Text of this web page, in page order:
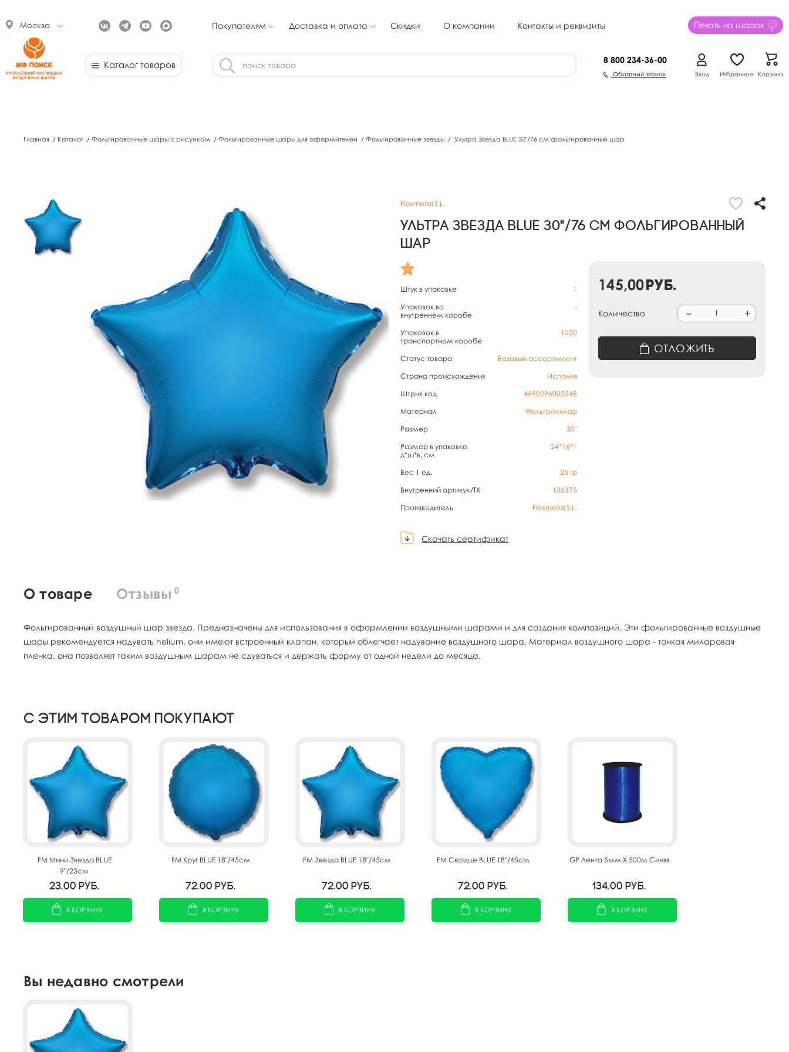
Москва Покупателям Доставка и оплата Скидки О компании Контакты и реквизиты Печать на шарах
Каталог товаров 8 800 234-36-00
Обратный звонок Вход Избранное Корзина
Главная / Каталог / Фольгированные шары с рисунком / Фольгированные шары для оформителей / Фольгированные звезды / Ультра Звезда BLUE 30"/76 см фольгированный шар
Flexmetal S.L.
Ультра Звезда BLUE 30"/76 см фольгированный
шар
Штук в упаковке
1
Упаковок во
внутреннем коробе
-
Упаковок в
транспортном коробе
1200
Статус товара
Базовый ассортимент
Страна происхождения
Испания
Штрих код
4690296003548
Материал
Фольга/милар
Размер
30"
Размер в упаковке
д*ш*в, см
24*16*1
Вес 1 ед. 25 гр
Внутренний артикул/TX
106375
Производитель
Flexmetal S.L.
Скачать сертификат
145,00руб.
Количество
ОТЛОЖИТЬ
О товаре Отзывы 0
Фольгированный воздушный шар звезда. Предназначены для использования в оформлении воздушными шарами и для создания композиций. Эти фольгированные воздушные
шары рекомендуется надувать helium, они имеют встроенный клапан, который облегчает надувание воздушного шара. Материал воздушного шара - тонкая миларовая
пленка, она позволяет таким воздушным шарам не сдуваться и держать форму от одной недели до месяца.
С этим товаром покупают
FM Мини Звезда BLUE
9"/23см
23.00 руб.
В КОРЗИНУ
FM Круг BLUE 18"/45см
72.00 руб.
В КОРЗИНУ
FM Звезда BLUE 18"/45см
72.00 руб.
В КОРЗИНУ
FM Сердце BLUE 18"/45см
72.00 руб.
В КОРЗИНУ
GP Лента 5мм X 500м Синяя
134.00 руб.
В КОРЗИНУ
Вы недавно смотрели